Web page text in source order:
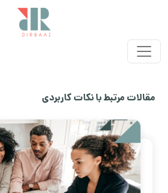
مقالات مرتبط با نکات کاربردی